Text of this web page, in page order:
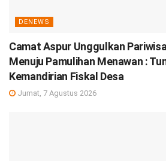
DENEWS
Camat Aspur Unggulkan
Menuju Pamulihan Menawan :
Kemandirian Fiskal Desa
Jumat, 7 Agustus 2026